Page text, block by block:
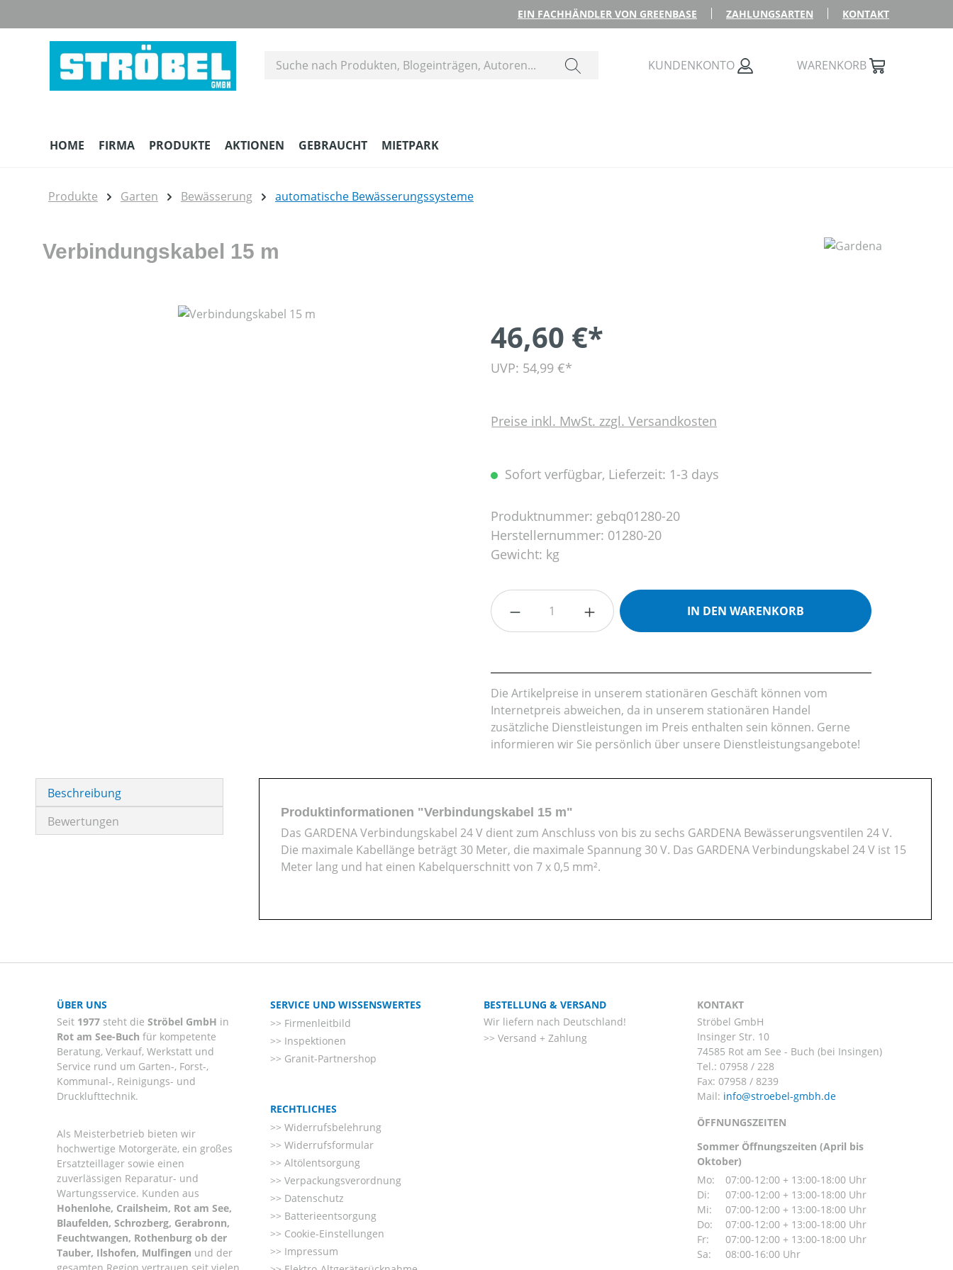
EIN FACHHÄNDLER VON GREENBASE ZAHLUNGSARTEN KONTAKT
KUNDENKONTO WARENKORB
HOME FIRMA PRODUKTE AKTIONEN GEBRAUCHT MIETPARK
Produkte Garten Bewässerung automatische Bewässerungssysteme
Verbindungskabel 15 m
46,60 €*
UVP: 54,99 €*
Preise inkl. MwSt. zzgl. Versandkosten
Sofort verfügbar, Lieferzeit: 1-3 days
Produktnummer: gebq01280-20
Herstellernummer: 01280-20
Gewicht: kg
Produkt Anzahl: Gib den gewünschten Wert ein oder
IN DEN WARENKORB
Die Artikelpreise in unserem stationären Geschäft können vom
Internetpreis abweichen, da in unserem stationären Handel
zusätzliche Dienstleistungen im Preis enthalten sein können. Gerne
informieren wir Sie persönlich über unsere Dienstleistungsangebote!
Beschreibung
Bewertungen
Produktinformationen "Verbindungskabel 15 m"
Das GARDENA Verbindungskabel 24 V dient zum Anschluss von bis zu sechs GARDENA Bewässerungsventilen 24 V.
Die maximale Kabellänge beträgt 30 Meter, die maximale Spannung 30 V. Das GARDENA Verbindungskabel 24 V ist 15
Meter lang und hat einen Kabelquerschnitt von 7 x 0,5 mm².
ÜBER UNS
Seit 1977 steht die Ströbel GmbH in
Rot am See-Buch für kompetente
Beratung, Verkauf, Werkstatt und
Service rund um Garten-, Forst-,
Kommunal-, Reinigungs- und
Drucklufttechnik.
Als Meisterbetrieb bieten wir
hochwertige Motorgeräte, ein großes
Ersatzteillager sowie einen
zuverlässigen Reparatur- und
Wartungsservice. Kunden aus
Hohenlohe, Crailsheim, Rot am See,
Blaufelden, Schrozberg, Gerabronn,
Feuchtwangen, Rothenburg ob der
Tauber, Ilshofen, Mulfingen und der
SERVICE UND WISSENSWERTES
Firmenleitbild
Inspektionen
Granit-Partnershop
RECHTLICHES
Widerrufsbelehrung
Widerrufsformular
Altölentsorgung
Verpackungsverordnung
Datenschutz
Batterieentsorgung
Cookie-Einstellungen
Impressum
BESTELLUNG & VERSAND
Wir liefern nach Deutschland!
Versand + Zahlung
KONTAKT
Ströbel GmbH
Insinger Str. 10
74585 Rot am See - Buch (bei Insingen)
Tel.: 07958 / 228
Fax: 07958 / 8239
Mail:
ÖFFNUNGSZEITEN
Sommer Öffnungszeiten (April bis
Oktober)
Mo:
07:00-12:00 + 13:00-18:00 Uhr
Di:
07:00-12:00 + 13:00-18:00 Uhr
Mi:
07:00-12:00 + 13:00-18:00 Uhr
Do:
07:00-12:00 + 13:00-18:00 Uhr
Fr:
07:00-12:00 + 13:00-18:00 Uhr
Sa:
08:00-16:00 Uhr